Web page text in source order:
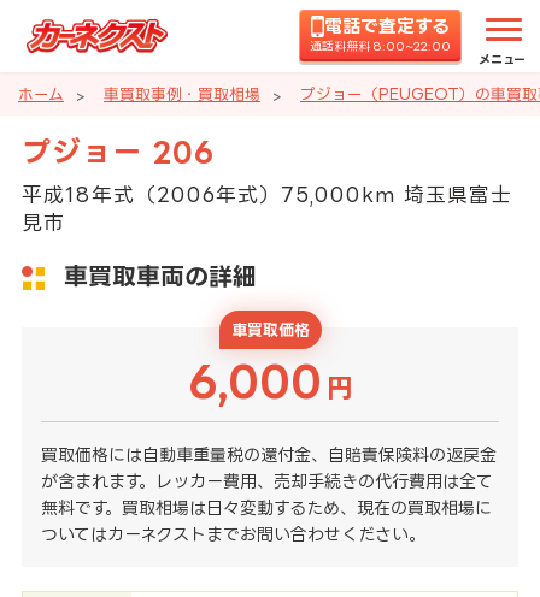
電話で査定する
通話料無料 8:00~22:00
メニュー
ホーム 車買取事例・買取相場 プジョー（PEUGEOT）の車買
プジョー 206
平成18年式（2006年式）75,000km 埼玉県富士
見市
車買取車両の詳細
車買取価格
6,000 円
買取価格には自動車重量税の還付金、自賠責保険料の返戻金
が含まれます。レッカー費用、売却手続きの代行費用は全て
無料です。買取相場は日々変動するため、現在の買取相場に
ついてはカーネクストまでお問い合わせください。